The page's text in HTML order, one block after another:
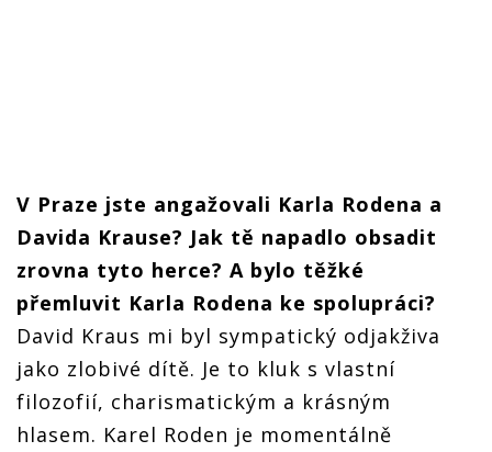
V Praze jste angažovali Karla Rodena a
Davida Krause? Jak tě napadlo obsadit
zrovna tyto herce? A bylo těžké
přemluvit Karla Rodena ke spolupráci?
David Kraus mi byl sympatický odjakživa
jako zlobivé dítě. Je to kluk s vlastní
filozofií, charismatickým a krásným
hlasem. Karel Roden je momentálně